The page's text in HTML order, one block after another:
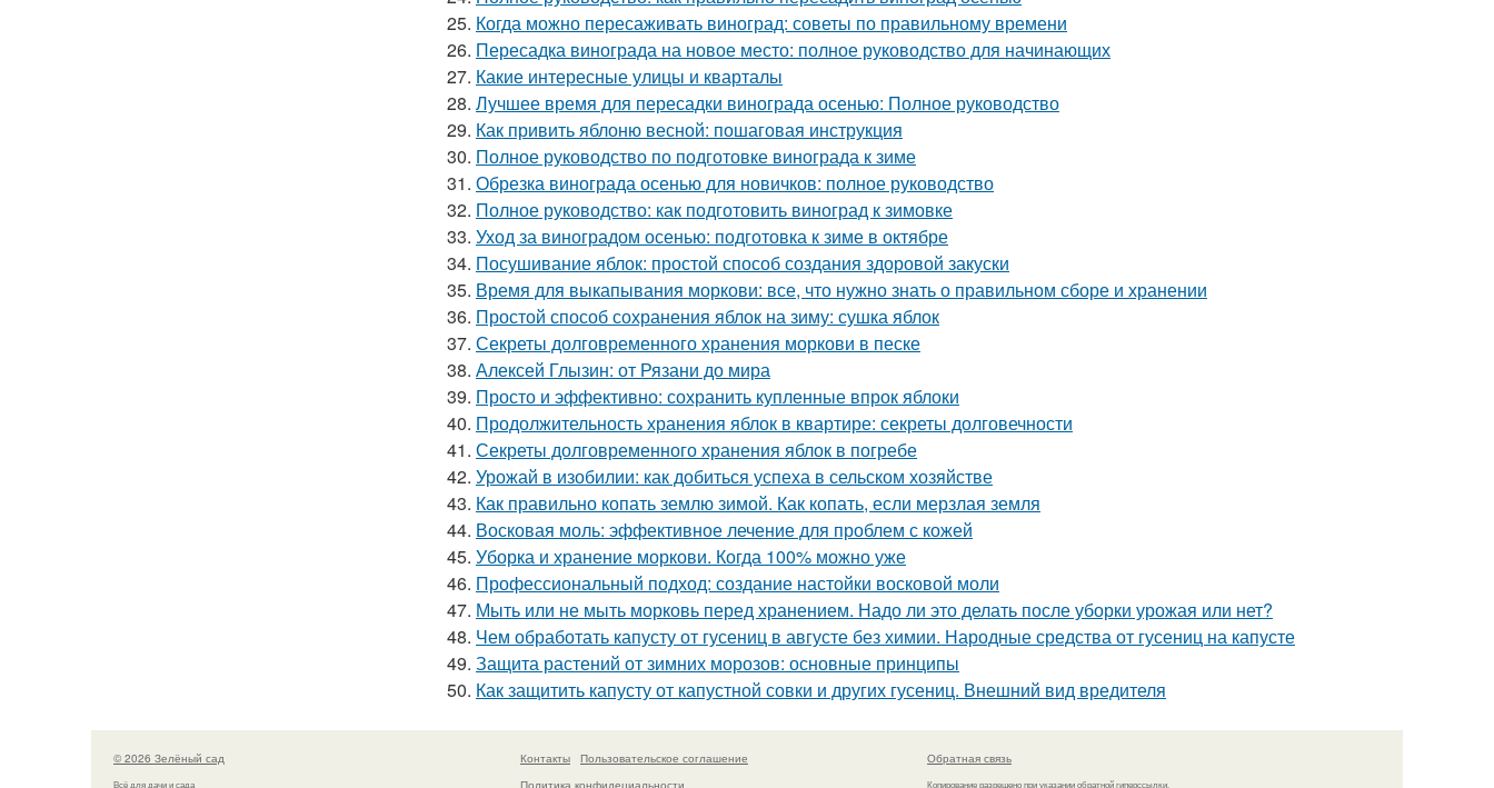
25. Когда можно пересаживать виноград: советы по правильному времени
26. Пересадка винограда на новое место: полное руководство для начинающих
27. Какие интересные улицы и кварталы
28. Лучшее время для пересадки винограда осенью: Полное руководство
29. Как привить яблоню весной: пошаговая инструкция
30. Полное руководство по подготовке винограда к зиме
31. Обрезка винограда осенью для новичков: полное руководство
32. Полное руководство: как подготовить виноград к зимовке
33. Уход за виноградом осенью: подготовка к зиме в октябре
34. Посушивание яблок: простой способ создания здоровой закуски
35. Время для выкапывания моркови: все, что нужно знать о правильном сборе и хранении
36. Простой способ сохранения яблок на зиму: сушка яблок
37. Секреты долговременного хранения моркови в песке
38. Алексей Глызин: от Рязани до мира
39. Просто и эффективно: сохранить купленные впрок яблоки
40. Продолжительность хранения яблок в квартире: секреты долговечности
41. Секреты долговременного хранения яблок в погребе
42. Урожай в изобилии: как добиться успеха в сельском хозяйстве
43. Как правильно копать землю зимой. Как копать, если мерзлая земля
44. Восковая моль: эффективное лечение для проблем с кожей
45. Уборка и хранение моркови. Когда 100% можно уже
46. Профессиональный подход: создание настойки восковой моли
47. Мыть или не мыть морковь перед хранением. Надо ли это делать после уборки урожая или нет?
48. Чем обработать капусту от гусениц в августе без химии. Народные средства от гусениц на капусте
49. Защита растений от зимних морозов: основные принципы
50. Как защитить капусту от капустной совки и других гусениц. Внешний вид вредителя
© 2026 Зелёный сад
Всё для дачи и сада
Контакты
Пользовательское соглашение
Политика конфидециальности
Обратная связь
Копирование разрешено при указании обратной гиперссылки.